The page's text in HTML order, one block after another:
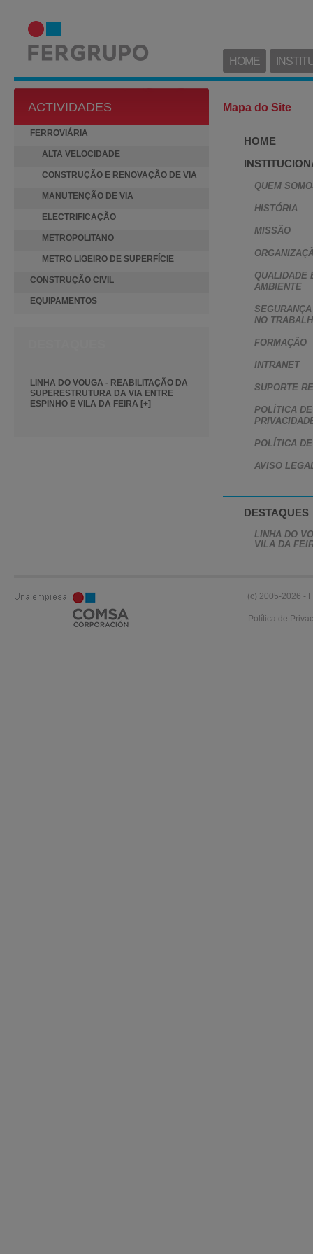
HOME
ACTIVIDADES
FERROVIÁRIA
ALTA VELOCIDADE
CONSTRUÇÃO E RENOVAÇÃO DE VIA
MANUTENÇÃO DE VIA
ELECTRIFICAÇÃO
METROPOLITANO
METRO LIGEIRO DE SUPERFÍCIE
CONSTRUÇÃO CIVIL
EQUIPAMENTOS
LINHA DO VOUGA - REABILITAÇÃO DA
SUPERESTRUTURA DA VIA ENTRE
ESPINHO E VILA DA FEIRA [+]
Mapa do Site
HOME
QUEM
HISTÓRIA
MISSÃO
QUALIDADE
AMBIENTE
NO
FORMAÇÃO
INTRANET
SUPORTE
POLÍTICA DE
POLÍTICA
AVISO
DESTAQUES
LINHA DO
VILA DA
(c) 2005-2026 -
Política de